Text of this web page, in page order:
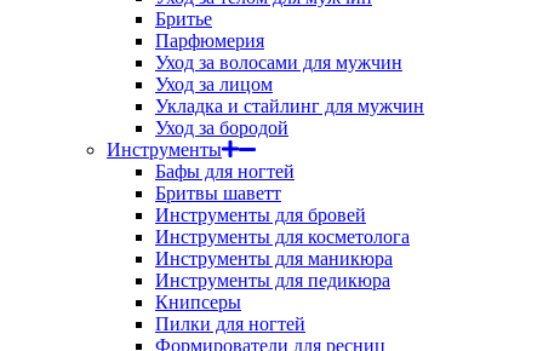
Бритье
Парфюмерия
Уход за волосами для мужчин
Уход за лицом
Укладка и стайлинг для мужчин
Уход за бородой
Инструменты
Бафы для ногтей
Бритвы шаветт
Инструменты для бровей
Инструменты для косметолога
Инструменты для маникюра
Инструменты для педикюра
Книпсеры
Пилки для ногтей
Формирователи для ресниц